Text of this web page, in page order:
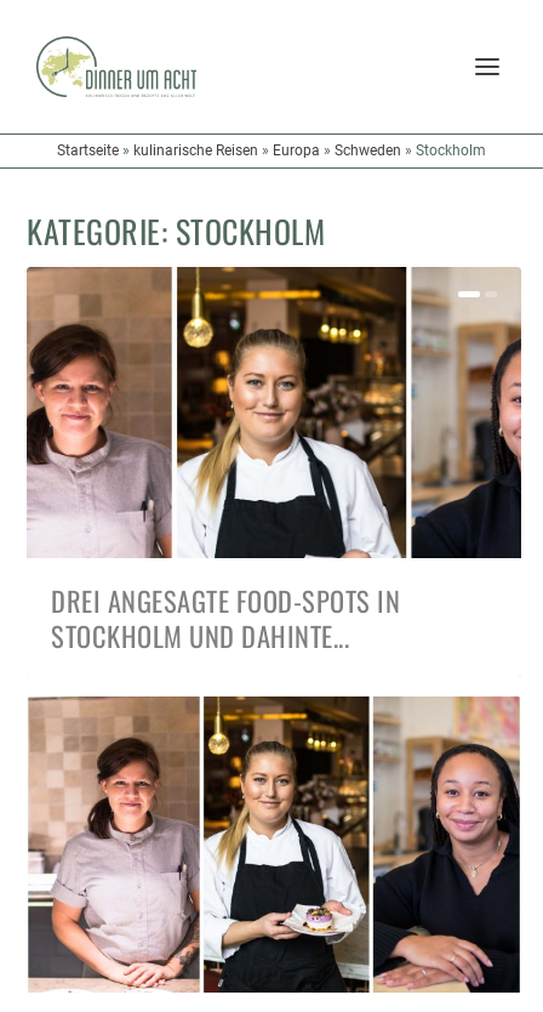
Startseite » kulinarische Reisen » Europa » Schweden » Stockholm
KATEGORIE: STOCKHOLM
DREI ANGESAGTE FOOD-SPOTS IN
STOCKHOLM UND DAHINTE...